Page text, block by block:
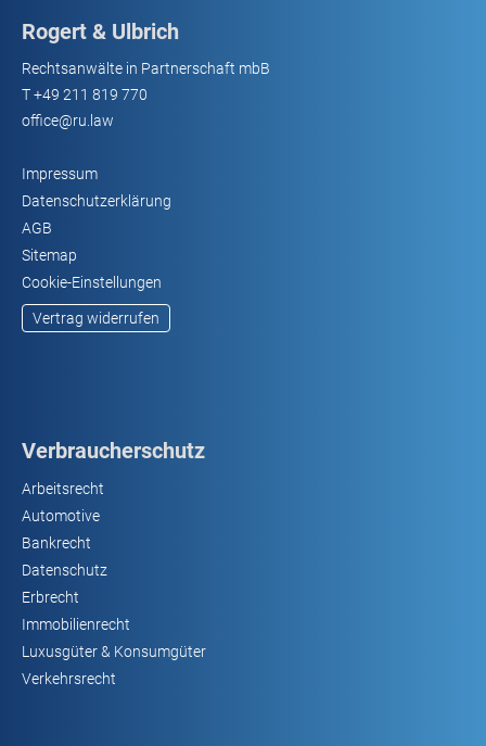
Rogert & Ulbrich
Rechtsanwälte in Partnerschaft mbB
T+49 211 819 770
office@ru.law
Impressum
Datenschutzerklärung
AGB
Sitemap
Cookie-Einstellungen
Vertrag widerrufen
Verbraucherschutz
Arbeitsrecht
Automotive
Bankrecht
Datenschutz
Erbrecht
Immobilienrecht
Luxusgüter & Konsumgüter
Verkehrsrecht